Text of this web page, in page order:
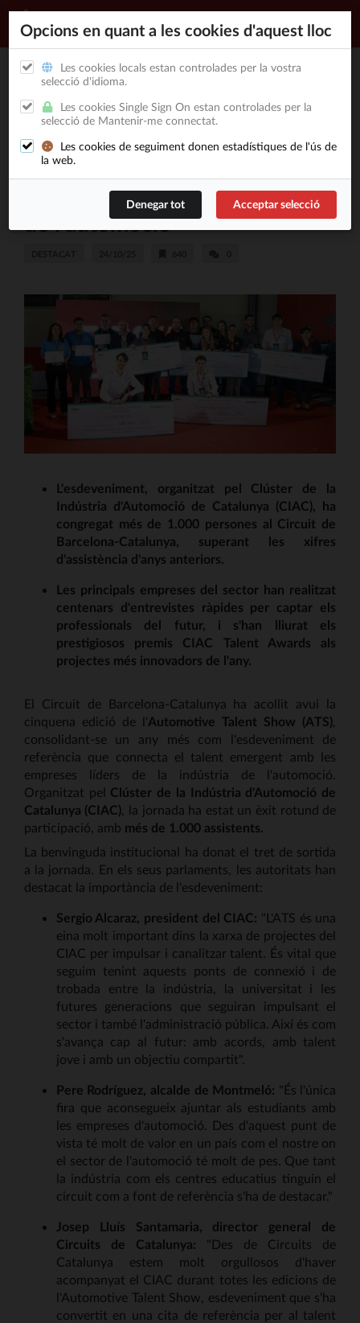
L'Automotive Talent Show del
CIAC revalida el seu èxit en la
cinquena edició i es consolida
com l'epicentre del talent jove
de l'automoció
L'esdeveniment, organitzat pel Clúster de la
Indústria d'Automoció de Catalunya (CIAC), ha
congregat més de 1.000 persones al Circuit de
Barcelona-Catalunya, superant les xifres
d'assistència d'anys anteriors.
Les principals empreses del sector han realitzat
centenars d'entrevistes ràpides per captar els
professionals del futur, i s'han lliurat els
prestigiosos premis CIAC Talent Awards als
projectes més innovadors de l'any.
El Circuit de Barcelona-Catalunya ha acollit avui la
cinquena edició de l'Automotive Talent Show (ATS),
consolidant-se un any més com l'esdeveniment de
referència que connecta el talent emergent amb les
empreses líders de la indústria de l'automoció.
Organitzat pel Clúster de la Indústria d'Automoció de
Catalunya (CIAC), la jornada ha estat un èxit rotund de
participació, amb més de 1.000 assistents.
La benvinguda institucional ha donat el tret de sortida
a la jornada. En els seus parlaments, les autoritats han
destacat la importància de l'esdeveniment:
Sergio Alcaraz, president del CIAC: "L'ATS és una
eina molt important dins la xarxa de projectes del
CIAC per impulsar i canalitzar talent. És vital que
seguim tenint aquests ponts de connexió i de
trobada entre la indústria, la universitat i les
futures generacions que seguiran impulsant el
sector i també l'administració pública. Així és com
s'avança cap al futur: amb acords, amb talent
jove i amb un objectiu compartit".
Pere Rodríguez, alcalde de Montmeló: "És l'única
fira que aconsegueix ajuntar als estudiants amb
les empreses d'automoció. Des d'aquest punt de
vista té molt de valor en un país com el nostre on
el sector de l'automoció té molt de pes. Que tant
la indústria com els centres educatius tinguin el
circuit com a font de referència s'ha de destacar."
Josep Lluís Santamaria, director general de
Circuits de Catalunya: "Des de Circuits de
Catalunya estem molt orgullosos d'haver
acompanyat el CIAC durant totes les edicions de
l'Automotive Talent Show, esdeveniment que s'ha
convertit en una cita de referència per al talent
Opcions en quant a les cookies d'aquest lloc
Les cookies locals estan controlades per la vostra
selecció d'idioma.
Les cookies Single Sign On estan controlades per la
selecció de Mantenir-me connectat.
Les cookies de seguiment donen estadístiques de l'ús de
la web.